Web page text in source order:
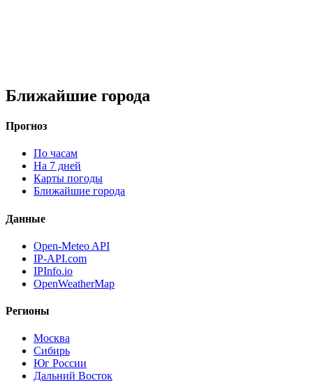
Ближайшие города
Прогноз
По часам
На 7 дней
Карты погоды
Ближайшие города
Данные
Open-Meteo API
IP-API.com
IPInfo.io
OpenWeatherMap
Регионы
Москва
Сибирь
Юг России
Дальний Восток